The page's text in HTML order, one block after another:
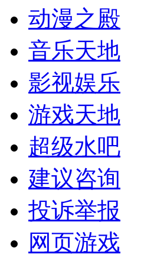
动漫之殿
音乐天地
影视娱乐
游戏天地
超级水吧
建议咨询
投诉举报
网页游戏